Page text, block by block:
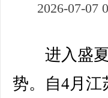
2026-07-07
进入盛夏
势。自4月江